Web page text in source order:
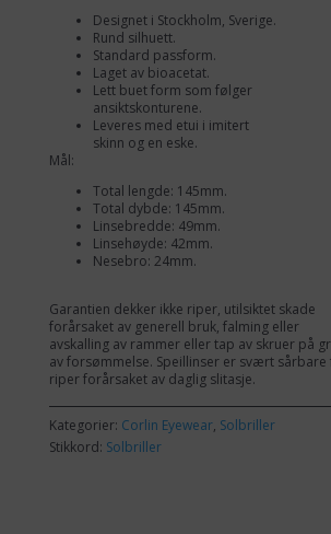
Designet i Stockholm, Sverige.
Rund silhuett.
Standard passform.
Laget av bioacetat.
Lett buet form som følger
ansiktskonturene.
Leveres med etui i imitert
skinn og en eske.
Mål:
Total lengde: 145mm.
Total dybde: 145mm.
Linsebredde: 49mm.
Linsehøyde: 42mm.
Nesebro: 24mm.
Garantien dekker ikke riper, utilsiktet skade
forårsaket av generell bruk, falming eller
avskalling av rammer eller tap av skruer på
av forsømmelse. Speillinser er svært sårbare
riper forårsaket av daglig slitasje.
Kategorier: Corlin Eyewear, Solbriller
Stikkord: Solbriller